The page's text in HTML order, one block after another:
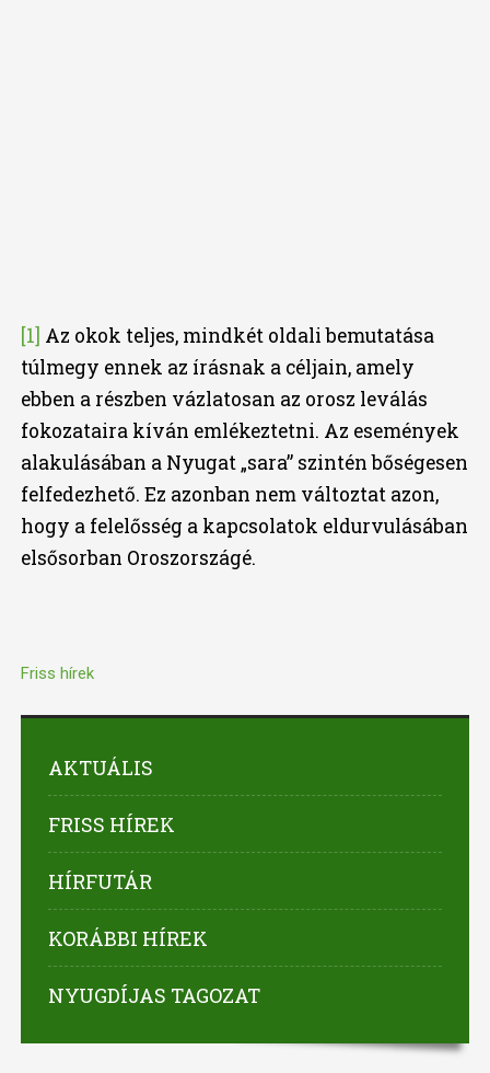
[1] Az okok teljes, mindkét oldali bemutatása
túlmegy ennek az írásnak a céljain, amely
ebben a részben vázlatosan az orosz leválás
fokozataira kíván emlékeztetni. Az események
alakulásában a Nyugat „sara” szintén bőségesen
felfedezhető. Ez azonban nem változtat azon,
hogy a felelősség a kapcsolatok eldurvulásában
elsősorban Oroszországé.
Friss hírek
AKTUÁLIS
FRISS HÍREK
HÍRFUTÁR
KORÁBBI HÍREK
NYUGDÍJAS TAGOZAT